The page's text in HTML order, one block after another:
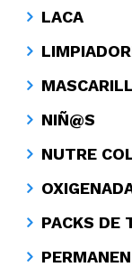
LACA
NIÑ@S
NUTRE
PACKS DE